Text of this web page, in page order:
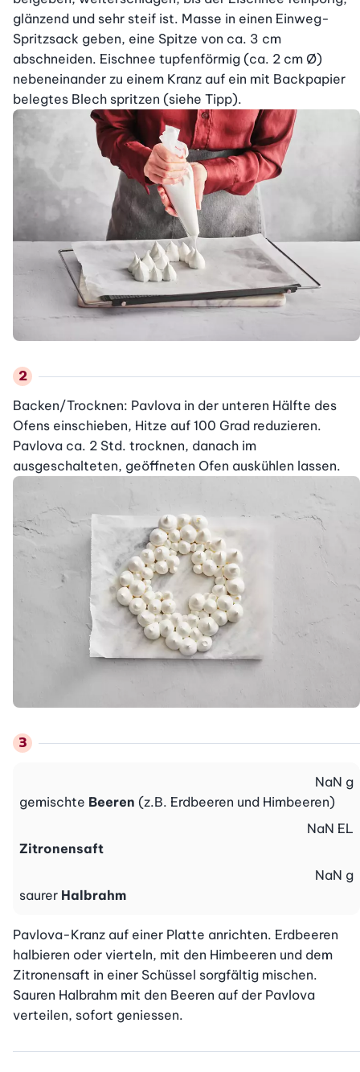
glänzend und sehr steif ist. Masse in einen Einweg-
Spritzsack geben, eine Spitze von ca. 3 cm
abschneiden. Eischnee tupfenförmig (ca. 2 cm Ø)
nebeneinander zu einem Kranz auf ein mit Backpapier
belegtes Blech spritzen (siehe Tipp).
Backen/Trocknen: Pavlova in der unteren Hälfte des
Ofens einschieben, Hitze auf 100 Grad reduzieren.
Pavlova ca. 2 Std. trocknen, danach im
ausgeschalteten, geöffneten Ofen auskühlen lassen.
gemischte Beeren (z.B. Erdbeeren und Himbeeren)
NaN g
Zitronensaft
NaN EL
saurer Halbrahm
NaN g
Pavlova-Kranz auf einer Platte anrichten. Erdbeeren
halbieren oder vierteln, mit den Himbeeren und dem
Zitronensaft in einer Schüssel sorgfältig mischen.
Sauren Halbrahm mit den Beeren auf der Pavlova
verteilen, sofort geniessen.